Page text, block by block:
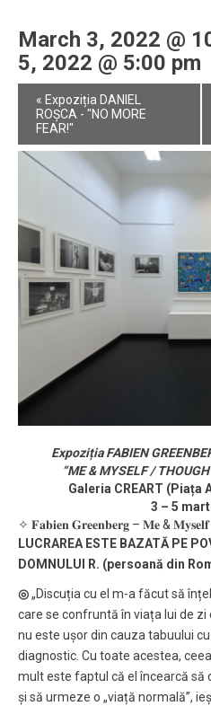
March 3, 2022 @
5, 2022 @ 5:00 pm
Event
Navigation
« Expoziția DANIEL
ROȘCA - "NO MORE
FEAR!"
Expoziția FABIEN
“ME & MYSELF /
Galeria CREART (Piața
3 – 5
✧ 𝐅𝐚𝐛𝐢𝐞𝐧 𝐆𝐫𝐞𝐞𝐧𝐛𝐞𝐫𝐠 – 𝐌𝐞 &
LUCRAREA ESTE BAZATĂ PE
DOMNULUI R. (persoană din
◎„Discuția cu el m-a făcut să
care se confruntă în viața lui de zi
nu este ușor din cauza tabuului
diagnostic. Cu toate acestea,
mult este faptul că el încearcă să
și să urmeze o „viață normală”,